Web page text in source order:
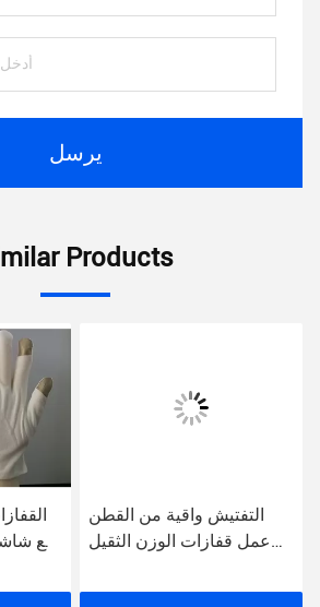
يرسل
Products
مع
التفتيش واقية من القطن
عمل قفازات الوزن الثقيل